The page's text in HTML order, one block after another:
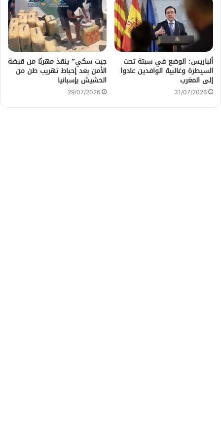
ألباريس: الوضع في سبتة تحت
السيطرة وغالبية الوافدين عادوا
إلى المغرب
31/07/2026
جيت سكي” ينقذ مهربًا من قبضة
الأمن بعد إحباط تهريب طن من
الحشيش بإسبانيا
29/07/2026